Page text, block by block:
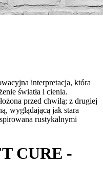
interpretacja, która
światła i cienia.
przed chwilą; z drugiej
wyglądającą jak stara
rustykalnymi
CURE -